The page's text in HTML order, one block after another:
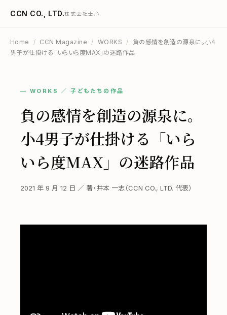
CCN CO., LTD.株式会社士心
Home / CCN Magazine / WORKS /
負の感情を創造の源泉に。小4
男子が仕掛ける「いらいら度MAX」の迷路作品
— WORKS ／ 子どもたちの作品
負の感情を創造の源泉に。
小4男子が仕掛ける「いら
いら度MAX」の迷路作品
2021 年 9 月 12 日 ／ 著・井本 一志（CCN CO., LTD. 代表）